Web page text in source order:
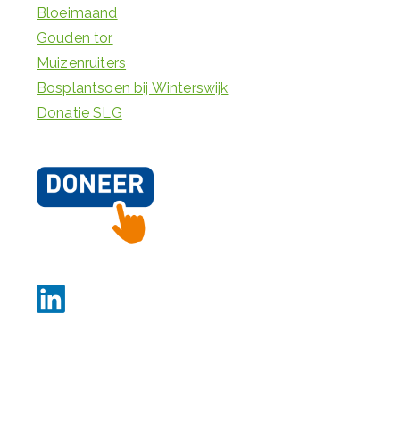
Bloeimaand
Gouden tor
Muizenruiters
Bosplantsoen bij Winterswijk
Donatie SLG